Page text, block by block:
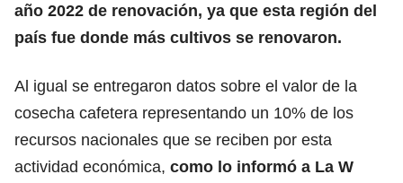
año 2022 de renovación, ya que esta región del
país fue donde más cultivos se renovaron.
Al igual se entregaron datos sobre el valor de la
cosecha cafetera representando un 10% de los
recursos nacionales que se reciben por esta
actividad económica, como lo informó a La W